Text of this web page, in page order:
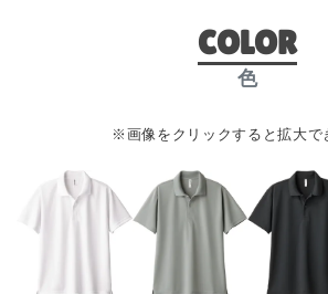
COLOR
色
※画像をクリックすると拡大で